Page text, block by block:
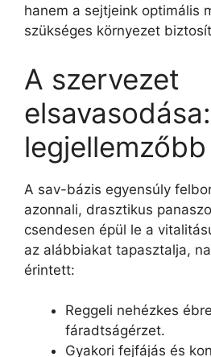
hanem a sejtjeink optimális
szükséges környezet
A szervezet
A sav-bázis egyensúly
azonnali, drasztikus
csendesen épül le a
az alábbiakat tapasztalja,
érintett:
Reggeli nehézkes
fáradtságérzet.
Gyakori fejfájás és